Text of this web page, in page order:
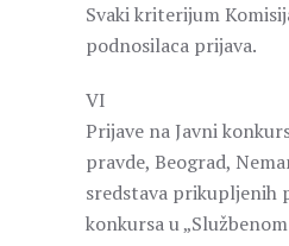
Svaki kriterijum
podnosilaca prijava.
VI
Prijave na Javni
pravde, Beograd,
sredstava prikupljenih
konkursa u